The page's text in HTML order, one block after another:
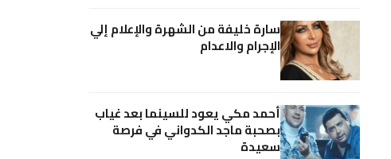
سارة خليفة من الشهرة والإعلام إلي
الإجرام والاعدام
أحمد مكي يعود للسينما بعد غياب
بصحبة ماجد الكدواني في فرصة
سعيدة